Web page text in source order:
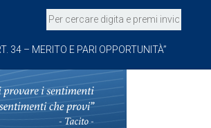
34 – MERITO E PARI OPPORTUNITÀ”